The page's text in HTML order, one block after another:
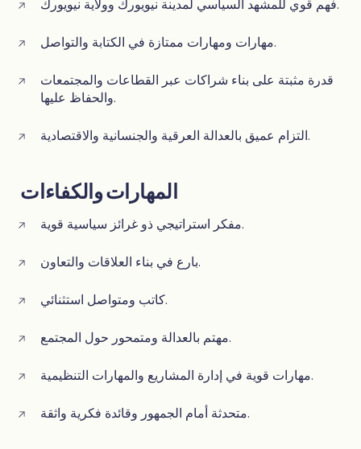
فهم قوي للمشهد السياسي لمدينة نيويورك وولاية نيويورك.
مهارات ومهارات ممتازة في الكتابة والتواصل.
قدرة مثبتة على بناء شراكات عبر القطاعات والمجتمعات
والحفاظ عليها.
التزام عميق بالعدالة العرقية والجنسانية والاقتصادية.
المهارات والكفاءات
مفكر استراتيجي ذو غرائز سياسية قوية.
بارع في بناء العلاقات والتعاون.
كاتب ومتواصل استثنائي.
مهتم بالعدالة ومتمحور حول المجتمع.
مهارات قوية في إدارة المشاريع والمهارات التنظيمية.
متحدثة أمام الجمهور وقائدة فكرية واثقة.